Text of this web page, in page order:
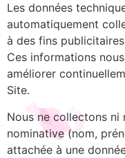
Les données
automatiquement
à des fins
Ces informations
améliorer
Site.
Nous ne collectons ni
nominative (nom,
attachée à une